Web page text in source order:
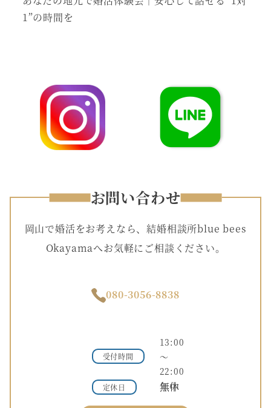
1”の時間を
お問い合わせ
岡山で婚活をお考えなら、結婚相談所blue bees
Okayamaへお気軽にご相談ください。
080-3056-8838
受付時間
13:00
～
22:00
定休日 年中無休